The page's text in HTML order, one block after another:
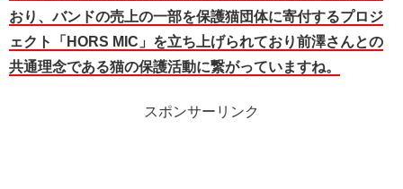
おり、バンドの売上の一部を保護猫団体に寄付するプロジ
ェクト「HORS MIC」を立ち上げられており前澤さんとの
共通理念である猫の保護活動に繋がっていますね。
スポンサーリンク